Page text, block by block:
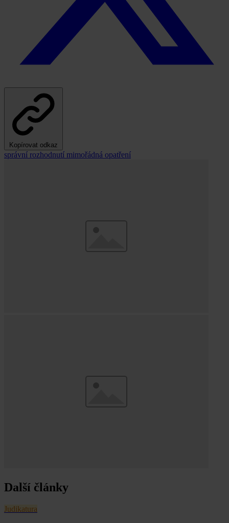
Kopírovat odkaz
správní rozhodnutí mimořádná opatření
Další články
Judikatura